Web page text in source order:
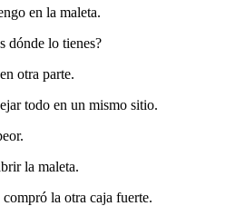
en la maleta.
dónde lo tienes?
otra parte.
todo en un mismo sitio.
la maleta.
la otra caja fuerte.